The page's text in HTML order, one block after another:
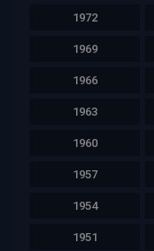
1972
1969
1966
1963
1960
1957
1954
1951